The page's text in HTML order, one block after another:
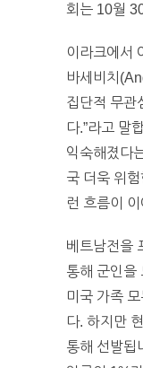
회는 10월
이라크에서
바세비치
집단적 무관
다.”라고 말
익숙해졌다
국 더욱 위
런 흐름이
베트남전을
통해 군인을
미국 가족
다. 하지만
통해 선발됩